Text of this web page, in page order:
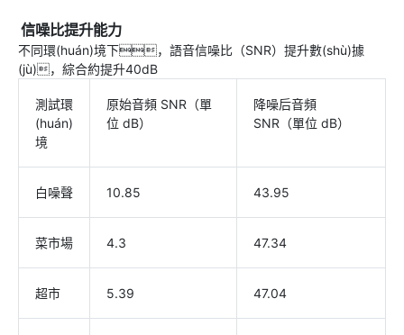
信噪比提升能力
不同環(huán)境下，語音信噪比（SNR）提升數(shù)據
(jù)，綜合約提升40dB
測試環
(huán)
境
原始音頻 SNR（單
位 dB）
降噪后音頻
SNR（單位 dB）
白噪聲 10.85 43.95
菜市場 4.3 47.34
超市 5.39 47.04